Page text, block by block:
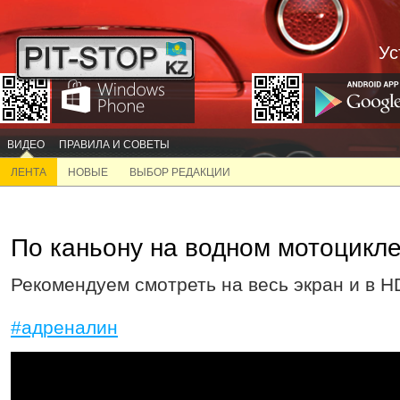
ВИДЕО ПРАВИЛА И СОВЕТЫ
ЛЕНТА НОВЫЕ ВЫБОР РЕДАКЦИИ
По каньону на водном
Рекомендуем смотреть на весь экран и в
#адреналин